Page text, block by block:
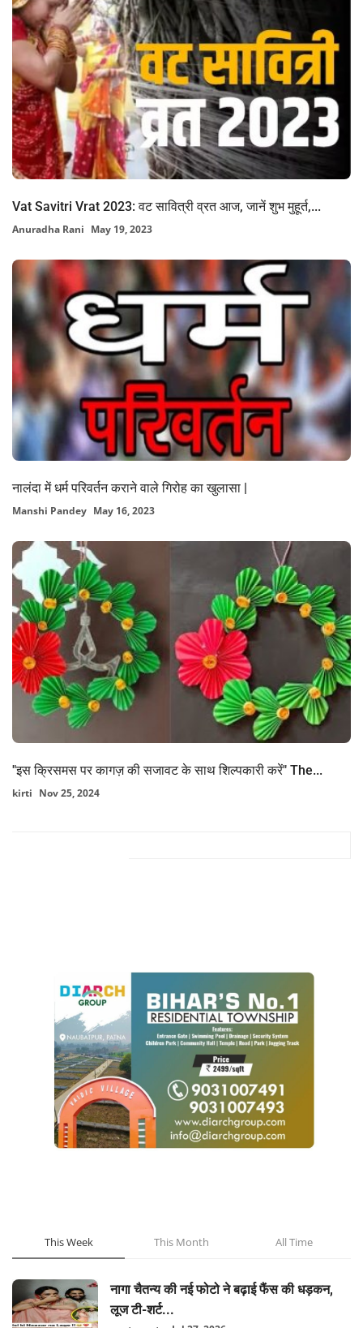
Vat Savitri Vrat 2023: वट सावित्री व्रत आज, जानें शुभ मुहूर्त,...
Anuradha Rani May 19, 2023
नालंदा में धर्म परिवर्तन कराने वाले गिरोह का खुलासा |
Manshi Pandey May 16, 2023
"इस क्रिसमस पर कागज़ की सजावट के साथ शिल्पकारी करें" The...
kirti Nov 25, 2024
This Week This Month All Time
नागा चैतन्य की नई फोटो ने बढ़ाई फैंस की धड़कन,
लूज टी-शर्ट...